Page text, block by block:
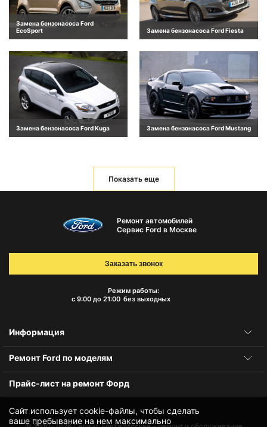
Замена бензонасоса Ford
EcoSport
Замена бензонасоса Ford Fiesta
Замена бензонасоса Ford Kuga Замена бензонасоса Ford Mustang
Показать еще
Сайт использует cookie-файлы, чтобы сделать
ваше пребывание на нем максимально
Ремонт автомобилей
Сервис Ford в Москве
Режим работы:
с 9:00 до 21:00 без выходных
Заказать звонок
Информация
Ремонт Ford по моделям
Прайс-лист на ремонт Форд